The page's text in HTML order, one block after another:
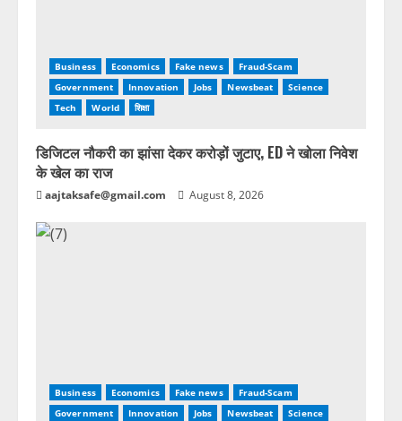
Business Economics Fake news
Fraud-Scam
Government
Innovation Jobs Newsbeat
Science
Tech
World शिक्षा
डिजिटल नौकरी का झांसा देकर करोड़ों जुटाए, ED ने खोला निवेश
के खेल का राज
aajtaksafe@gmail.com August 8, 2026
Business Economics Fake news
Fraud-Scam
Government
Innovation Jobs Newsbeat
Science